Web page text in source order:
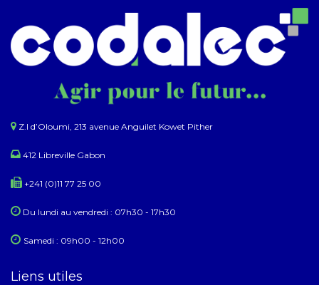
Z.I d’Oloumi, 213 avenue Anguilet Kowet Pither​
412 Libreville Gabon
+241 (0)11 77 25 00
Du lundi au ​​vendredi : 07h30 - 17h30
Samedi : 09h00 - 12h00
Liens utiles